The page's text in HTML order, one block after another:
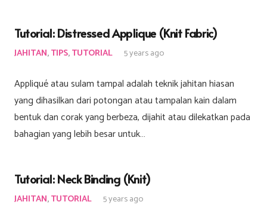
Tutorial: Distressed Applique (Knit Fabric)
JAHITAN,TIPS,TUTORIAL 5 years ago
Appliqué atau sulam tampal adalah teknik jahitan hiasan
yang dihasilkan dari potongan atau tampalan kain dalam
bentuk dan corak yang berbeza, dijahit atau dilekatkan pada
bahagian yang lebih besar untuk…
Tutorial: Neck Binding (Knit)
JAHITAN,TUTORIAL 5 years ago